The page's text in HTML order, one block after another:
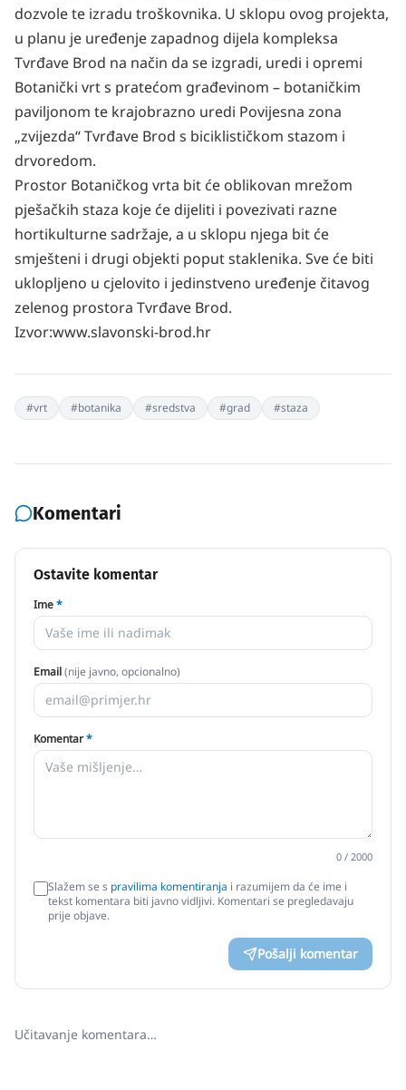
dozvole te izradu troškovnika. U sklopu ovog projekta,
u planu je uređenje zapadnog dijela kompleksa
Tvrđave Brod na način da se izgradi, uredi i opremi
Botanički vrt s pratećom građevinom – botaničkim
paviljonom te krajobrazno uredi Povijesna zona
„zvijezda“ Tvrđave Brod s biciklističkom stazom i
drvoredom.
Prostor Botaničkog vrta bit će oblikovan mrežom
pješačkih staza koje će dijeliti i povezivati razne
hortikulturne sadržaje, a u sklopu njega bit će
smješteni i drugi objekti poput staklenika. Sve će biti
uklopljeno u cjelovito i jedinstveno uređenje čitavog
zelenog prostora Tvrđave Brod.
Izvor:www.slavonski-brod.hr
#vrt #botanika #sredstva #grad #staza
Komentari
Ostavite komentar
Ime*
Email(nije javno, opcionalno)
Komentar*
0 / 2000
Slažem se s pravilima komentiranja i razumijem da će ime i
tekst komentara biti javno vidljivi. Komentari se pregledavaju
prije objave.
Pošalji komentar
Učitavanje komentara…